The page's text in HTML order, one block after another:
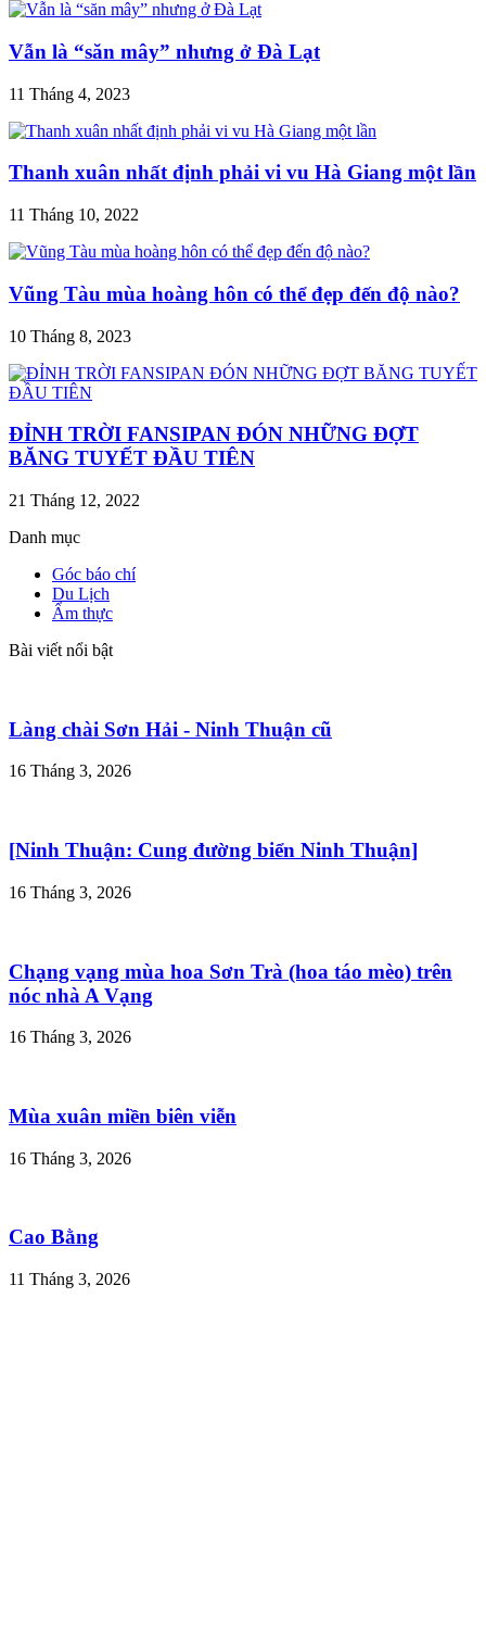
Vẫn là “săn mây” nhưng ở Đà Lạt
11 Tháng 4, 2023
Thanh xuân nhất định phải vi vu Hà Giang một lần
11 Tháng 10, 2022
Vũng Tàu mùa hoàng hôn có thể đẹp đến độ nào?
10 Tháng 8, 2023
ĐỈNH TRỜI FANSIPAN ĐÓN NHỮNG ĐỢT
BĂNG TUYẾT ĐẦU TIÊN
21 Tháng 12, 2022
Danh mục
Góc báo chí
Du Lịch
Ẩm thực
Bài viết nổi bật
Làng chài Sơn Hải - Ninh Thuận cũ
16 Tháng 3, 2026
[Ninh Thuận: Cung đường biển Ninh Thuận]
16 Tháng 3, 2026
Chạng vạng mùa hoa Sơn Trà (hoa táo mèo) trên
nóc nhà A Vạng
16 Tháng 3, 2026
Mùa xuân miền biên viễn
16 Tháng 3, 2026
Cao Bằng
11 Tháng 3, 2026